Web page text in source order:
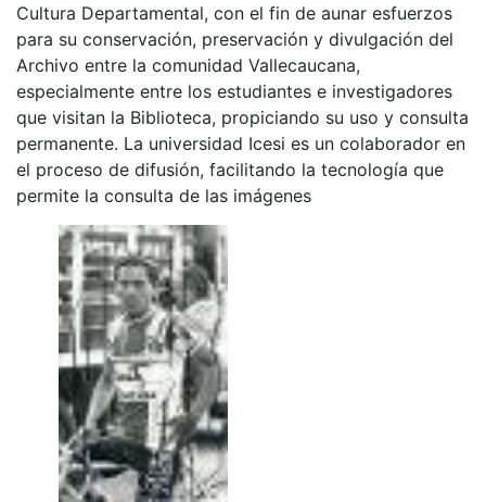
Cultura Departamental, con el fin de aunar esfuerzos
para su conservación, preservación y divulgación del
Archivo entre la comunidad Vallecaucana,
especialmente entre los estudiantes e investigadores
que visitan la Biblioteca, propiciando su uso y consulta
permanente. La universidad Icesi es un colaborador en
el proceso de difusión, facilitando la tecnología que
permite la consulta de las imágenes